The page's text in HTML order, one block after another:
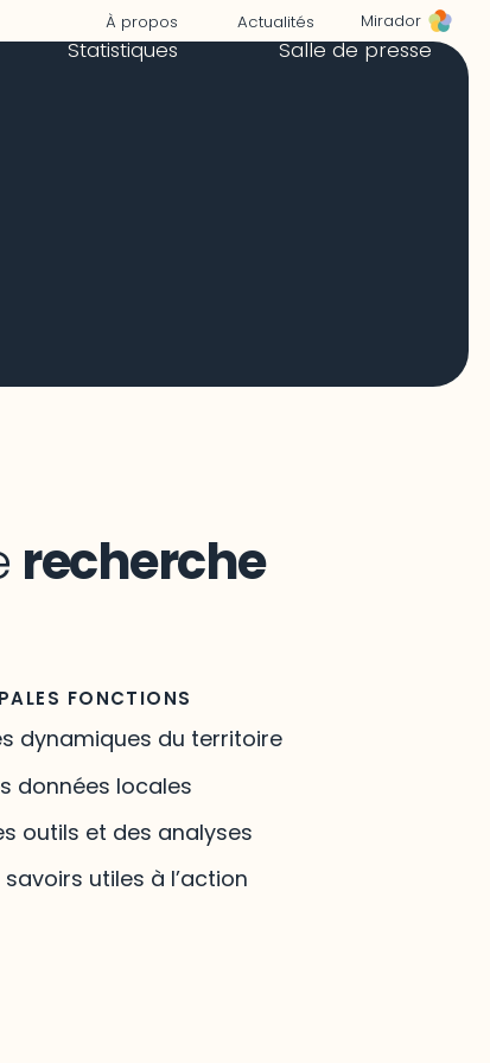
À propos Actualités Mirador
Statistiques Salle de presse
recherche
FONCTIONS
dynamiques du territoire
données locales
outils et des analyses
savoirs utiles à l’action